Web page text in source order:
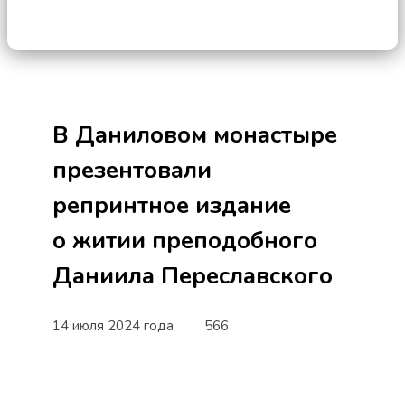
В Даниловом монастыре
презентовали
репринтное издание
о житии преподобного
Даниила Переславского
14 июля 2024 года 566